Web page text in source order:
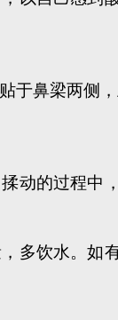
鼻梁两侧
动的过程中
多饮水。如